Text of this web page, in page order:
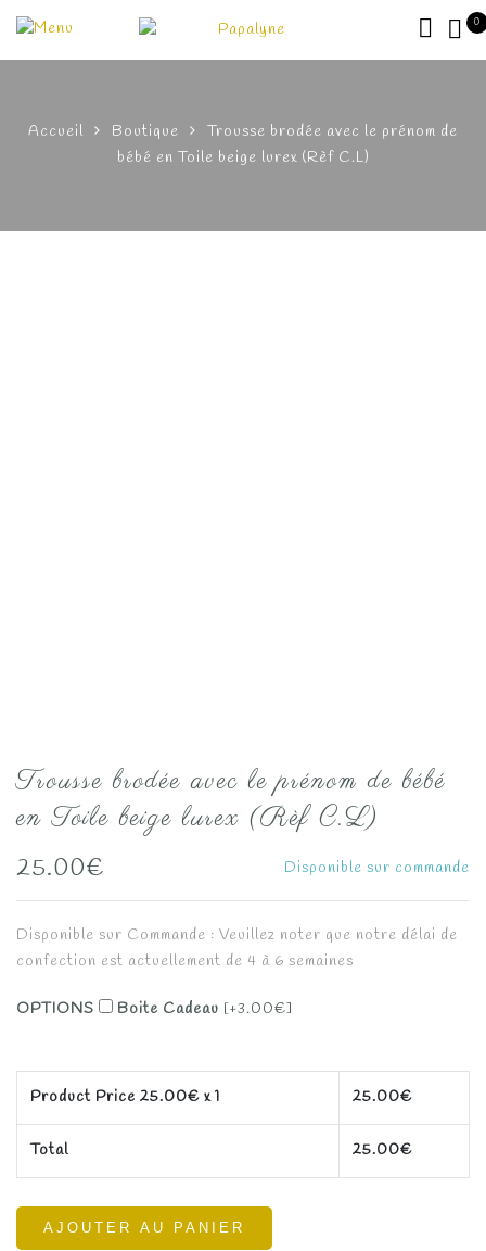
0
Accueil Boutique
Trousse brodée avec le prénom de
bébé en Toile beige lurex (Rèf C.L)
Trousse brodée avec le prénom de bébé
en Toile beige lurex (Rèf C.L)
25.00€ Disponible sur commande
Disponible sur Commande : Veuillez noter que notre délai de
confection est actuellement de 4 à 6 semaines
OPTIONS Boite Cadeau [+3.00€]
Product Price 25.00€ x 1 25.00€
Total 25.00€
AJOUTER AU PANIER